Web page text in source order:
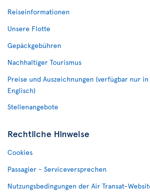
Reiseinformationen
Unsere Flotte
Gepäckgebühren
Nachhaltiger Tourismus
Preise und Auszeichnungen (verfügbar nur
Englisch)
Stellenangebote
Rechtliche Hinweise
Cookies
Passagier - Serviceversprechen
Nutzungsbedingungen der Air Transat-